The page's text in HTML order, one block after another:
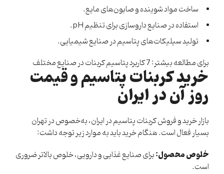
ساخت مواد شوینده و صابون‌های مایع.
استفاده در صنایع داروسازی برای تنظیم pH.
تولید سیلیکات‌های پتاسیم در صنایع شیمیایی.
برای مطالعه بیشتر:7 کاربرد پتاسیم کربنات در صنایع مختلف
خرید کربنات پتاسیم و قیمت
روز آن در ایران
بازار خرید و فروش کربنات پتاسیم در ایران، به‌خصوص در تهران
بسیار فعال است. هنگام خرید باید به موارد زیر توجه داشت:
خلوص محصول:برای صنایع غذایی و دارویی، خلوص بالاتر ضروری
است.